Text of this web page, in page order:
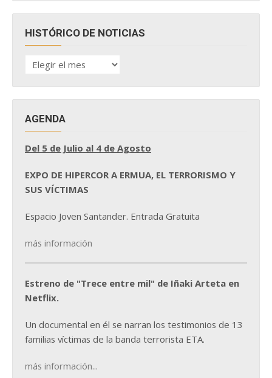
HISTÓRICO DE NOTICIAS
HISTÓRICO
DE
AGENDA
Del 5 de Julio al 4 de Agosto
EXPO DE HIPERCOR A ERMUA, EL TERRORISMO Y
SUS VÍCTIMAS
Espacio Joven Santander. Entrada Gratuita
más información
Estreno de "Trece entre mil" de Iñaki Arteta en
Netflix.
Un documental en él se narran los testimonios de 13
familias víctimas de la banda terrorista ETA.
más información...